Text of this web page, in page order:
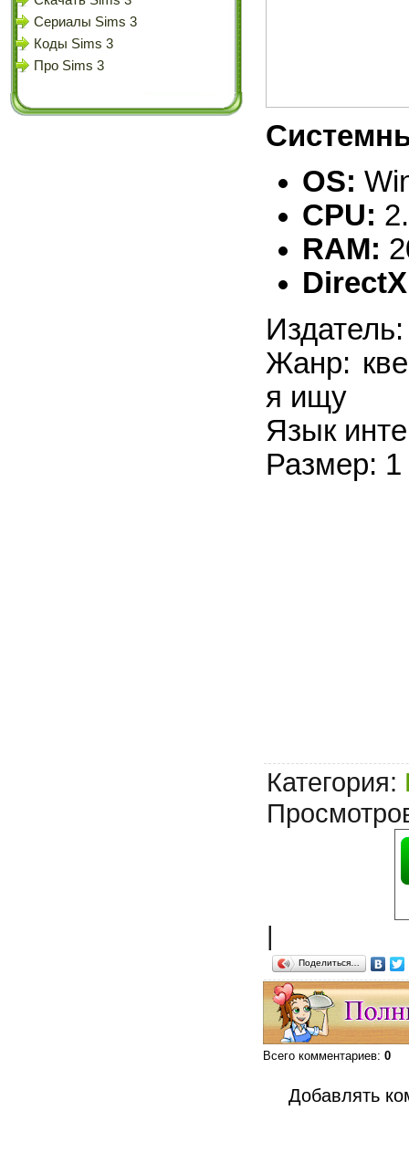
Сериалы Sims 3
Коды Sims 3
Про Sims 3
OS:
CPU:
RAM:
Жанр:
я ищу
Язык
Размер:
Категория:
|
Поделиться…
Всего комментариев: 0
Добавлять